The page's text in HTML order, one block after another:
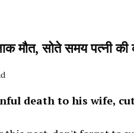
मौत, सोते समय पत्नी की
death to his wife,